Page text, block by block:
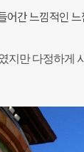
어간 느낌적인
지만 다정하게